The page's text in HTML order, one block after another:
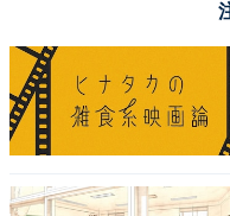
エースとして主要区間
卒業しますが、エント
3区区間3位となった遠
の星岳選手（2年）な
選手もおり、次回大会